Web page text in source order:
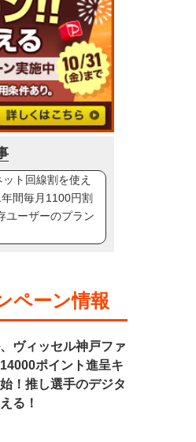
ト回線割を使え
間毎月1100円割
ユーザーのプラン
ペーン情報
ヴィッセル神戸ファ
ポイント進呈キ
！推し選手のデジタ
る！